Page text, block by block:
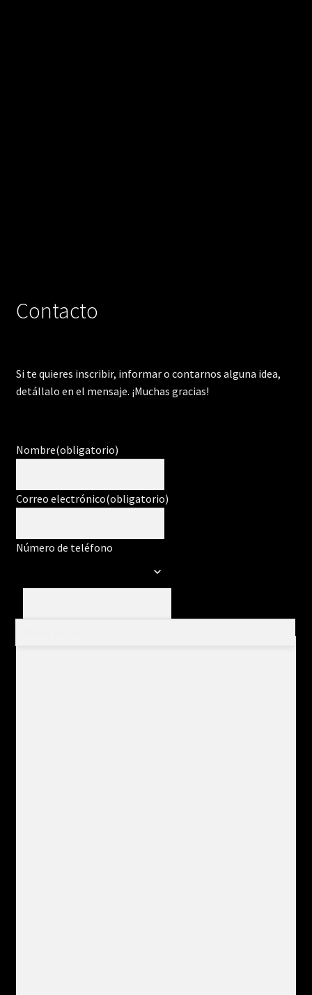
Contacto
Si te quieres inscribir, informar o contarnos alguna idea,
detállalo en el mensaje. ¡Muchas gracias!
Nombre(obligatorio)
Correo electrónico(obligatorio)
Número de teléfono